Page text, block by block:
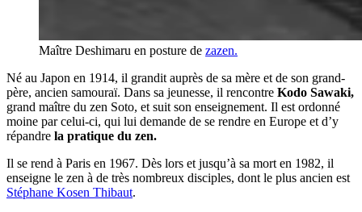
Maître Deshimaru en posture de zazen.
Né au Japon en 1914, il grandit auprès de sa mère et de son grand-
père, ancien samouraï. Dans sa jeunesse, il rencontre Kodo Sawaki,
grand maître du zen Soto, et suit son enseignement. Il est ordonné
moine par celui-ci, qui lui demande de se rendre en Europe et d’y
répandre la pratique du zen.
Il se rend à Paris en 1967. Dès lors et jusqu’à sa mort en 1982, il
enseigne le zen à de très nombreux disciples, dont le plus ancien est
Stéphane Kosen Thibaut.